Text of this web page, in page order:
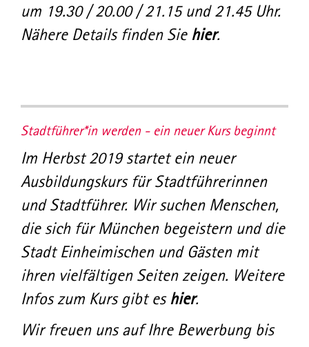
um 19.30 / 20.00 / 21.15 und 21.45 Uhr.
Nähere Details finden Sie hier.
Stadtführer*in werden - ein neuer Kurs beginnt
Im Herbst 2019 startet ein neuer
Ausbildungskurs für Stadtführerinnen
und Stadtführer. Wir suchen Menschen,
die sich für München begeistern und die
Stadt Einheimischen und Gästen mit
ihren vielfältigen Seiten zeigen. Weitere
Infos zum Kurs gibt es hier.
Wir freuen uns auf Ihre Bewerbung bis